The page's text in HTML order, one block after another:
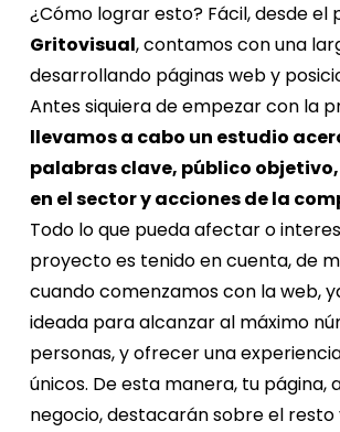
¿Cómo lograr esto? Fácil, desde el
Gritovisual, contamos con una
desarrollando páginas web y
Antes siquiera de empezar con la
llevamos a cabo un estudio
palabras clave, público
en el sector y acciones de la
Todo lo que pueda afectar o
proyecto es tenido en cuenta, de
cuando comenzamos con la web,
ideada para alcanzar al máximo
personas, y ofrecer una
únicos. De esta manera, tu página,
negocio, destacarán sobre el resto